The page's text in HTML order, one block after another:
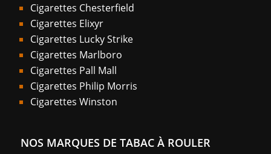
Cigarettes Chesterfield
Cigarettes Elixyr
Cigarettes Lucky Strike
Cigarettes Marlboro
Cigarettes Pall Mall
Cigarettes Philip Morris
Cigarettes Winston
NOS MARQUES DE TABAC À ROULER